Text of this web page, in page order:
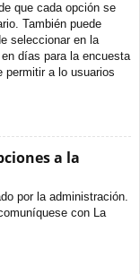
que cada opción se
También puede
seleccionar en la
días para la encuesta
permitir a lo usuarios
a la
por la administración.
con La